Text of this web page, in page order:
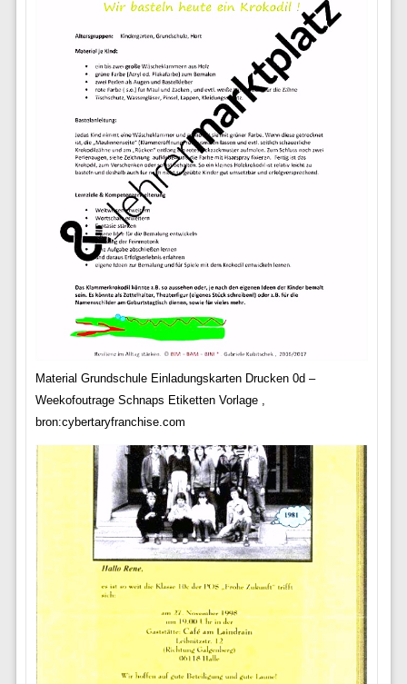
Material Grundschule Einladungskarten Drucken 0d –
Weekofoutrage Schnaps Etiketten Vorlage ,
bron:cybertaryfranchise.com